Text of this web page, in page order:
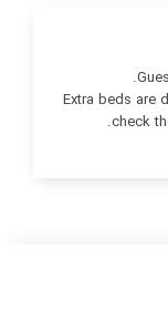
Extra beds are
check